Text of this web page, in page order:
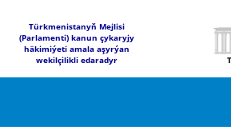
Türkmenistanyň Mejlisi
(Parlamenti) kanun çykaryjy
häkimiýeti amala aşyrýan
wekilçilikli edaradyr